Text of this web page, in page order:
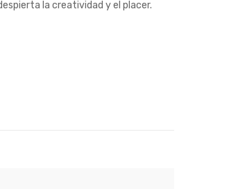
la creatividad y el placer.